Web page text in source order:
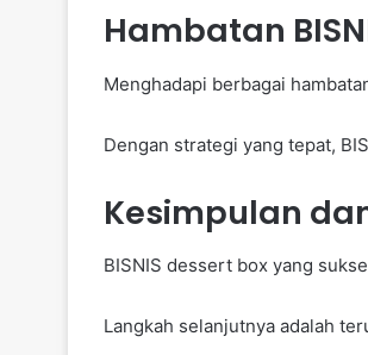
Hambatan
Menghadapi berbagai
Dengan strategi yang tepat,
Kesimpulan
BISNIS dessert box yang
Langkah selanjutnya adalah